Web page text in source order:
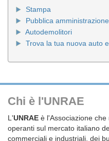
Stampa
Pubblica amministrazione
Autodemolitori
Trova la tua nuova auto
Chi è l'UNRAE
L'UNRAE è l'Associazione
operanti sul mercato italiano
commerciali e industriali, dei